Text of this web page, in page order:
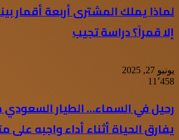
لماذا يملك المشترى أربعة أقمار
إلا قمراً؟ دراسة تجيب
يونيو 27, 2025
11٬458
رحيل في السماء… الطيار
يفارق الحياة أثناء أداء واجبه على